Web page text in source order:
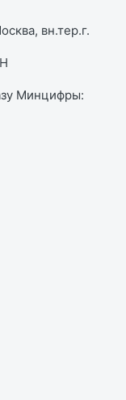
вн.тер.г.
Минцифры: